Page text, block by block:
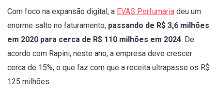
Com foco na expansão digital, a EVAS Perfumaria deu um
enorme salto no faturamento, passando de R$ 3,6 milhões
em 2020 para cerca de R$ 110 milhões em 2024. De
acordo com Rapini, neste ano, a empresa deve crescer
cerca de 15%, o que faz com que a receita ultrapasse os R$
125 milhões.